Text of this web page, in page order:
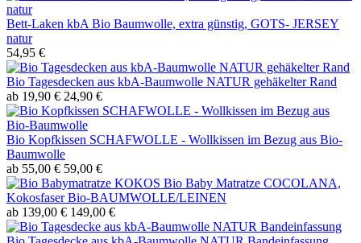
Bett-Laken kbA Bio Baumwolle, extra günstig, GOTS- JERSEY
natur
54,95 €
Bio Tagesdecken aus kbA-Baumwolle NATUR gehäkelter Rand
ab 19,90 € 24,90 €
Bio Kopfkissen SCHAFWOLLE - Wollkissen im Bezug aus Bio-
Baumwolle
ab 55,00 € 59,00 €
Bio Baby Matratze COCOLANA,
Kokosfaser Bio-BAUMWOLLE/LEINEN
ab 139,00 € 149,00 €